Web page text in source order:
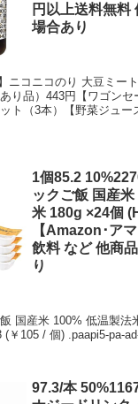
円以上送料無料
場合あり
ニコニコのり 大豆ミー
り品）443円【ワゴン
ト（3本）【野菜ジュー
1個85.2
ックご飯 国産
米 180g ×24個
【Amazon･ア
飲料 など 他商
り
国産米 100% 低温製法
(￥105 / 個) .paapi5-pa-
97.3/本